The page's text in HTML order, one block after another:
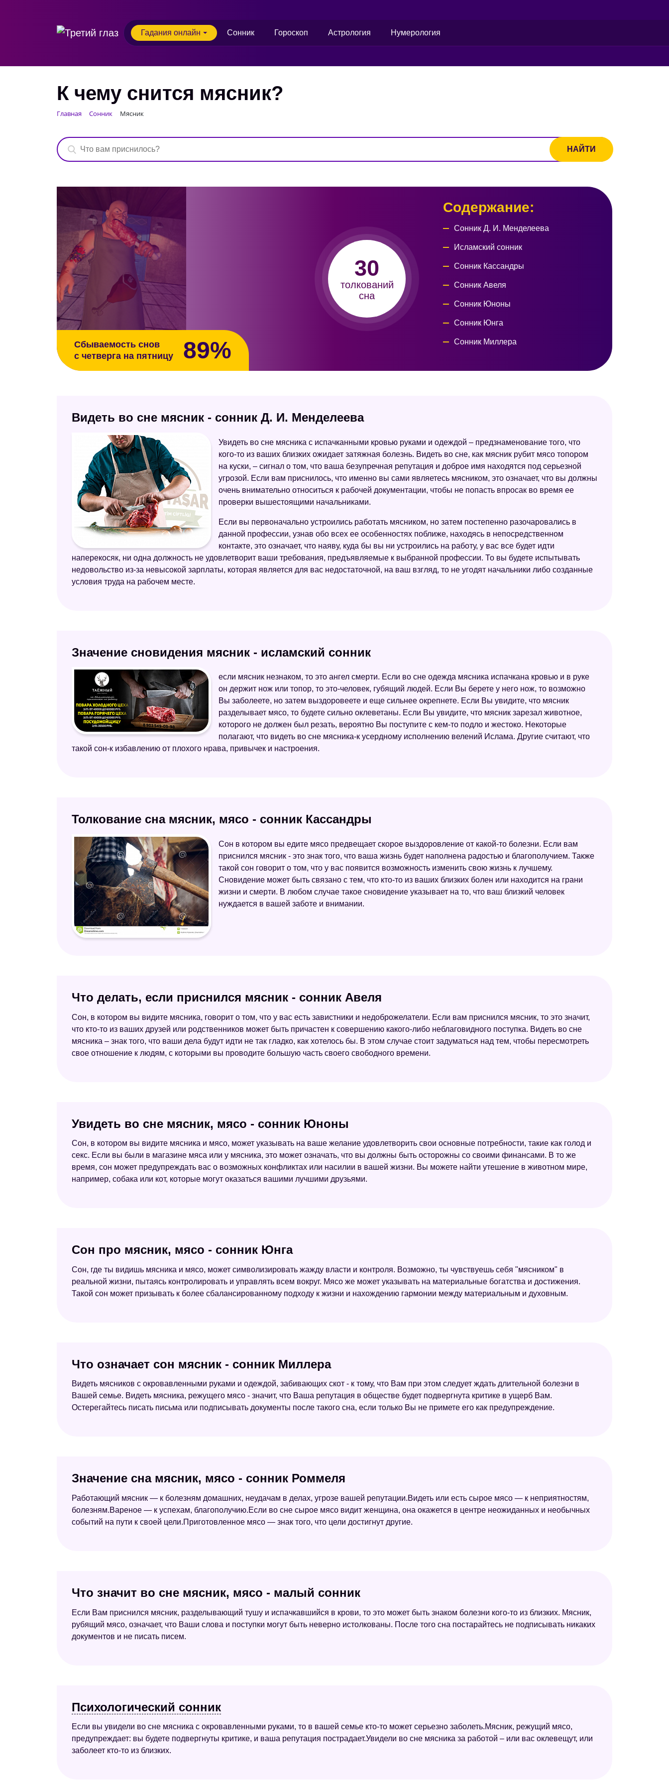
Гадания онлайн Сонник Гороскоп Астрология Нумерология
К чему снится мясник?
Главная Сонник Мясник
Сбываемость снов
с четверга на пятницу
89%
30
толкований
сна
Содержание:
Сонник Д. И. Менделеева
Исламский сонник
Сонник Кассандры
Сонник Авеля
Сонник Юноны
Сонник Юнга
Сонник Миллера
Французский сонник
Цыганский сонник
Сонник "Еда"
Астрологический сонник
Дворянский сонник
Сонник толкование снов
Сонник Велес
Сонник значение снов
Новейший сонник
Видеть во сне мясник - сонник Д. И. Менделеева
Увидеть во сне мясника с испачканными кровью руками и одеждой – предзнаменование того, что
кого-то из ваших близких ожидает затяжная болезнь. Видеть во сне, как мясник рубит мясо топором
на куски, – сигнал о том, что ваша безупречная репутация и доброе имя находятся под серьезной
угрозой. Если вам приснилось, что именно вы сами являетесь мясником, это означает, что вы должны
очень внимательно относиться к рабочей документации, чтобы не попасть впросак во время ее
проверки вышестоящими начальниками.
Если вы первоначально устроились работать мясником, но затем постепенно разочаровались в
данной профессии, узнав обо всех ее особенностях поближе, находясь в непосредственном
контакте, это означает, что наяву, куда бы вы ни устроились на работу, у вас все будет идти
наперекосяк, ни одна должность не удовлетворит ваши требования, предъявляемые к выбранной профессии. То вы будете испытывать
недовольство из-за невысокой зарплаты, которая является для вас недостаточной, на ваш взгляд, то не угодят начальники либо созданные
условия труда на рабочем месте.
Значение сновидения мясник - исламский сонник
если мясник незнаком, то это ангел смерти. Если во сне одежда мясника испачкана кровью и в руке
он держит нож или топор, то это-человек, губящий людей. Если Вы берете у него нож, то возможно
Вы заболеете, но затем выздоровеете и еще сильнее окрепнете. Если Вы увидите, что мясник
разделывает мясо, то будете сильно оклеветаны. Если Вы увидите, что мясник зарезал животное,
которого не должен был резать, вероятно Вы поступите с кем-то подло и жестоко. Некоторые
полагают, что видеть во сне мясника-к усердному исполнению велений Ислама. Другие считают, что
такой сон-к избавлению от плохого нрава, привычек и настроения.
Толкование сна мясник, мясо - сонник Кассандры
Сон в котором вы едите мясо предвещает скорое выздоровление от какой-то болезни. Если вам
приснился мясник - это знак того, что ваша жизнь будет наполнена радостью и благополучием. Также
такой сон говорит о том, что у вас появится возможность изменить свою жизнь к лучшему.
Сновидение может быть связано с тем, что кто-то из ваших близких болен или находится на грани
жизни и смерти. В любом случае такое сновидение указывает на то, что ваш близкий человек
нуждается в вашей заботе и внимании.
Что делать, если приснился мясник - сонник Авеля
Сон, в котором вы видите мясника, говорит о том, что у вас есть завистники и недоброжелатели. Если вам приснился мясник, то это значит,
что кто-то из ваших друзей или родственников может быть причастен к совершению какого-либо неблаговидного поступка. Видеть во сне
мясника – знак того, что ваши дела будут идти не так гладко, как хотелось бы. В этом случае стоит задуматься над тем, чтобы пересмотреть
свое отношение к людям, с которыми вы проводите большую часть своего свободного времени.
Увидеть во сне мясник, мясо - сонник Юноны
Сон, в котором вы видите мясника и мясо, может указывать на ваше желание удовлетворить свои основные потребности, такие как голод и
секс. Если вы были в магазине мяса или у мясника, это может означать, что вы должны быть осторожны со своими финансами. В то же
время, сон может предупреждать вас о возможных конфликтах или насилии в вашей жизни. Вы можете найти утешение в животном мире,
например, собака или кот, которые могут оказаться вашими лучшими друзьями.
Сон про мясник, мясо - сонник Юнга
Сон, где ты видишь мясника и мясо, может символизировать жажду власти и контроля. Возможно, ты чувствуешь себя "мясником" в
реальной жизни, пытаясь контролировать и управлять всем вокруг. Мясо же может указывать на материальные богатства и достижения.
Такой сон может призывать к более сбалансированному подходу к жизни и нахождению гармонии между материальным и духовным.
Что означает сон мясник - сонник Миллера
Видеть мясников с окровавленными руками и одеждой, забивающих скот - к тому, что Вам при этом следует ждать длительной болезни в
Вашей семье. Видеть мясника, режущего мясо - значит, что Ваша репутация в обществе будет подвергнута критике в ущерб Вам.
Остерегайтесь писать письма или подписывать документы после такого сна, если только Вы не примете его как предупреждение.
Значение сна мясник, мясо - сонник Роммеля
Работающий мясник — к болезням домашних, неудачам в делах, угрозе вашей репутации.Видеть или есть сырое мясо — к неприятностям,
болезням.Вареное — к успехам, благополучию.Если во сне сырое мясо видит женщина, она окажется в центре неожиданных и необычных
событий на пути к своей цели.Приготовленное мясо — знак того, что цели достигнут другие.
Что значит во сне мясник, мясо - малый сонник
Если Вам приснился мясник, разделывающий тушу и испачкавшийся в крови, то это может быть знаком болезни кого-то из близких. Мясник,
рубящий мясо, означает, что Ваши слова и поступки могут быть неверно истолкованы. После того сна постарайтесь не подписывать никаких
документов и не писать писем.
Психологический сонник
Если вы увидели во сне мясника с окровавленными руками, то в вашей семье кто-то может серьезно заболеть.Мясник, режущий мясо,
предупреждает: вы будете подвергнуты критике, и ваша репутация пострадает.Увидели во сне мясника за работой – или вас оклевещут, или
заболеет кто-то из близких.